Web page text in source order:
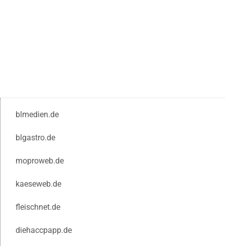
blmedien.de
blgastro.de
moproweb.de
kaeseweb.de
fleischnet.de
diehaccpapp.de